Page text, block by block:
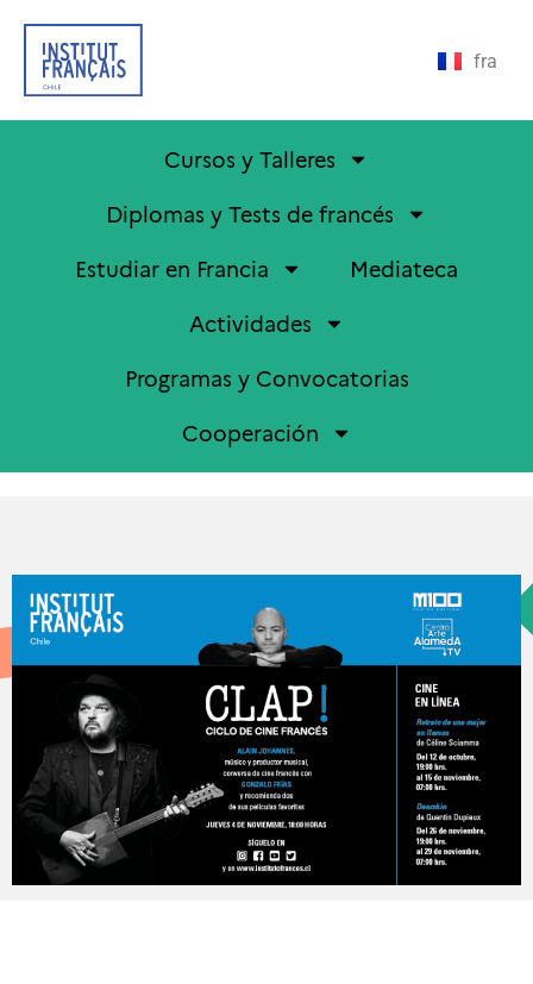
fra
Cursos y Talleres
Diplomas y Tests de francés
Estudiar en Francia
Mediateca
Actividades
Programas y Convocatorias
Cooperación